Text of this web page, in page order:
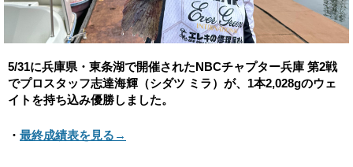
5/31に兵庫県・東条湖で開催されたNBCチャプター兵庫 第2戦
でプロスタッフ志達海輝（シダツ ミラ）が、1本2,028gのウェ
イトを持ち込み優勝しました。
・ 最終成績表を見る→